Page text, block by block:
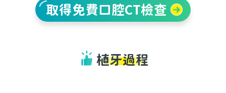
取得免費口腔CT檢查
植牙過程